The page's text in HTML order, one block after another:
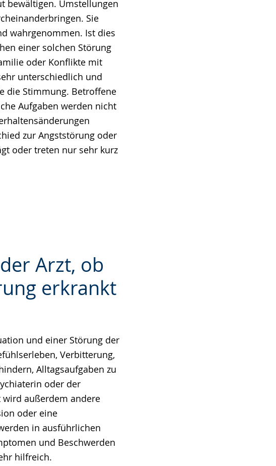
bewältigen. Umstellungen
Sie
wahrgenommen. Ist dies
einer solchen Störung
oder Konflikte mit
unterschiedlich und
die Stimmung. Betroffene
Aufgaben werden nicht
zur Angststörung oder
oder treten nur sehr kurz
Arzt, ob
erkrankt
und einer Störung der
Verbitterung,
Alltagsaufgaben zu
oder der
wird außerdem andere
oder eine
in ausführlichen
und Beschwerden
hilfreich.